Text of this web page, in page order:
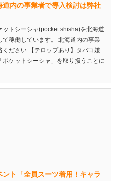
内の事業者で導入検討は弊社
トシーシャ(pocket shisha)を北海道
稼働しています。 北海道内の事業
ださい 【テロップあり】タバコ嫌
ケットシーシャ」を取り扱うことに
ト「全員スーツ着用！キャラ